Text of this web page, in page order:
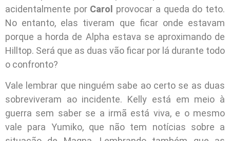
acidentalmente por Carol
provocar a queda do teto.
No entanto, elas tiveram que ficar onde estavam
porque a horda de Alpha estava se aproximando de
Hilltop. Será que as duas vão ficar por lá durante todo
o confronto?
Vale lembrar que ninguém sabe ao certo se as duas
sobreviveram ao incidente. Kelly está em meio à
guerra sem saber se a irmã está viva, e o mesmo
vale para Yumiko, que não tem notícias sobre a